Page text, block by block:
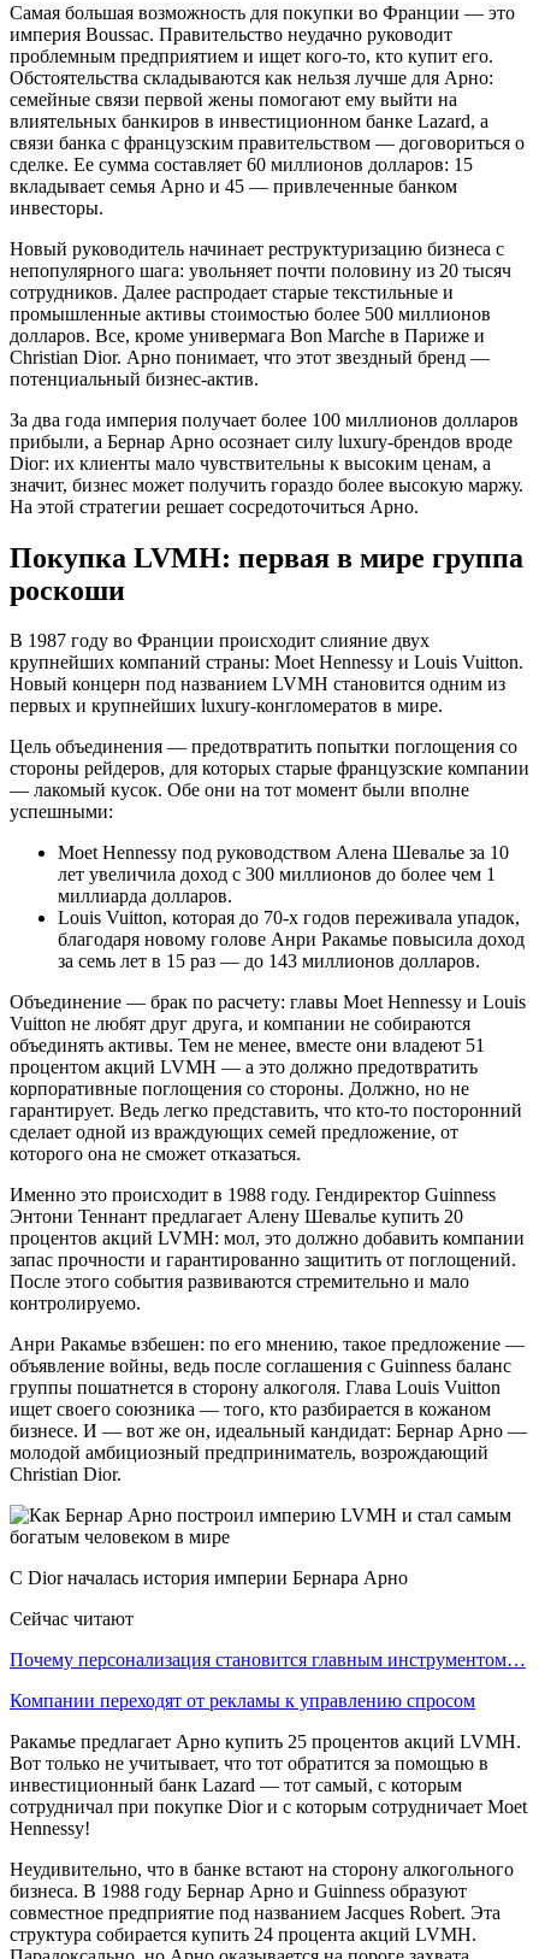
Самая большая возможность для покупки во Франции — это
империя Boussac. Правительство неудачно руководит
проблемным предприятием и ищет кого-то, кто купит его.
Обстоятельства складываются как нельзя лучше для Арно:
семейные связи первой жены помогают ему выйти на
влиятельных банкиров в инвестиционном банке Lazard, а
связи банка с французским правительством — договориться о
сделке. Ее сумма составляет 60 миллионов долларов: 15
вкладывает семья Арно и 45 — привлеченные банком
инвесторы.
Новый руководитель начинает реструктуризацию бизнеса с
непопулярного шага: увольняет почти половину из 20 тысяч
сотрудников. Далее распродает старые текстильные и
промышленные активы стоимостью более 500 миллионов
долларов. Все, кроме универмага Bon Marche в Париже и
Christian Dior. Арно понимает, что этот звездный бренд —
потенциальный бизнес-актив.
За два года империя получает более 100 миллионов долларов
прибыли, а Бернар Арно осознает силу luxury-брендов вроде
Dior: их клиенты мало чувствительны к высоким ценам, а
значит, бизнес может получить гораздо более высокую маржу.
На этой стратегии решает сосредоточиться Арно.
Покупка LVMH: первая в мире группа
роскоши
В 1987 году во Франции происходит слияние двух
крупнейших компаний страны: Moet Hennessy и Louis Vuitton.
Новый концерн под названием LVMH становится одним из
первых и крупнейших luxury-конгломератов в мире.
Цель объединения — предотвратить попытки поглощения со
стороны рейдеров, для которых старые французские компании
— лакомый кусок. Обе они на тот момент были вполне
успешными:
Moet Hennessy под руководством Алена Шевалье за 10
лет увеличила доход с 300 миллионов до более чем 1
миллиарда долларов.
Louis Vuitton, которая до 70-х годов переживала упадок,
благодаря новому голове Анри Ракамье повысила доход
за семь лет в 15 раз — до 143 миллионов долларов.
Объединение — брак по расчету: главы Moet Hennessy и Louis
Vuitton не любят друг друга, и компании не собираются
объединять активы. Тем не менее, вместе они владеют 51
процентом акций LVMH — а это должно предотвратить
корпоративные поглощения со стороны. Должно, но не
гарантирует. Ведь легко представить, что кто-то посторонний
сделает одной из враждующих семей предложение, от
которого она не сможет отказаться.
Именно это происходит в 1988 году. Гендиректор Guinness
Энтони Теннант предлагает Алену Шевалье купить 20
процентов акций LVMH: мол, это должно добавить компании
запас прочности и гарантированно защитить от поглощений.
После этого события развиваются стремительно и мало
контролируемо.
Анри Ракамье взбешен: по его мнению, такое предложение —
объявление войны, ведь после соглашения с Guinness баланс
группы пошатнется в сторону алкоголя. Глава Louis Vuitton
ищет своего союзника — того, кто разбирается в кожаном
бизнесе. И — вот же он, идеальный кандидат: Бернар Арно —
молодой амбициозный предприниматель, возрождающий
Christian Dior.
С Dior началась история империи Бернара Арно
Сейчас читают
Почему персонализация становится главным инструментом…
Компании переходят от рекламы к управлению спросом
Ракамье предлагает Арно купить 25 процентов акций LVMH.
Вот только не учитывает, что тот обратится за помощью в
инвестиционный банк Lazard — тот самый, с которым
сотрудничал при покупке Dior и с которым сотрудничает Moet
Hennessy!
Неудивительно, что в банке встают на сторону алкогольного
бизнеса. В 1988 году Бернар Арно и Guinness образуют
совместное предприятие под названием Jacques Robert. Эта
структура собирается купить 24 процента акций LVMH.